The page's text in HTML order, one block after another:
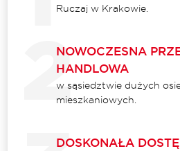
Ruczaj w Krakowie.
NOWOCZESNA
HANDLOWA
w sąsiedztwie dużych
mieszkaniowych.
DOSKONAŁA